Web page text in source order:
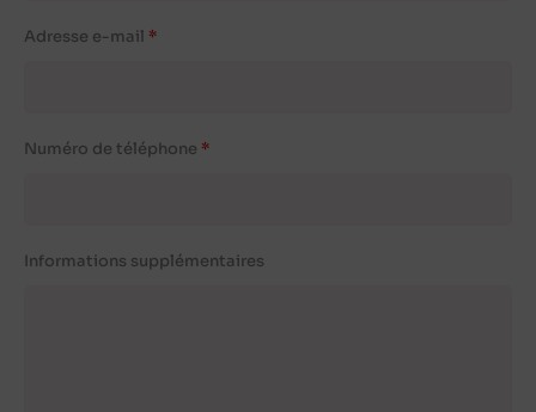
Adresse e-mail
Numéro de téléphone
Informations supplémentaires